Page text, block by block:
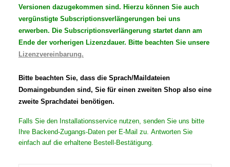
Versionen dazugekommen sind. Hierzu können Sie auch
vergünstigte Subscriptionsverlängerungen bei uns
erwerben. Die Subscriptionsverlängerung startet dann am
Ende der vorherigen Lizenzdauer. Bitte beachten Sie unsere
Lizenzvereinbarung.
Bitte beachten Sie, dass die Sprach/Maildateien
Domaingebunden sind, Sie für einen zweiten Shop also eine
zweite Sprachdatei benötigen.
Falls Sie den Installationsservice nutzen, senden Sie uns bitte
Ihre Backend-Zugangs-Daten per E-Mail zu. Antworten Sie
einfach auf die erhaltene Bestell-Bestätigung.